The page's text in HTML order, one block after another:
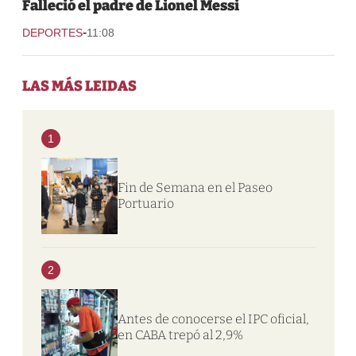
Falleció el padre de Lionel Messi
DEPORTES-11:08
LAS MÁS LEIDAS
1
Fin de Semana en el Paseo
Portuario
2
Antes de conocerse el IPC oficial,
en CABA trepó al 2,9%